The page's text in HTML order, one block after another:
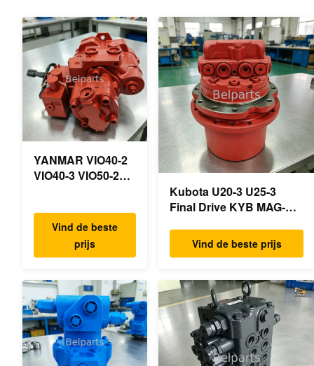
YANMAR VIO40-2
VIO40-3 VIO50-2
Hoofdhydraulische
pomp OEM
PSVD2-17E B0600-
16017
Minigraafmachine
Vind de beste
prijs
Kubota U20-3 U25-3
Final Drive KYB MAG-
Reismotor B0240-18076
RB511-61290 RB559-
mini-
graafmachineonderdelen
Vind de beste prijs